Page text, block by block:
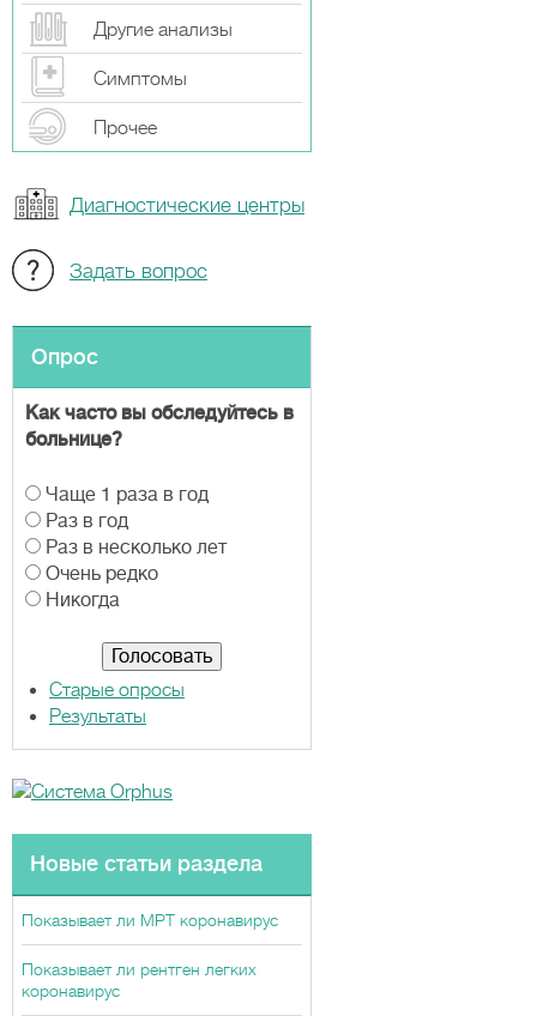
Другие анализы
Симптомы
Прочeе
Диагностические центры
Задать вопрос
Опрос
Как часто вы обследуйтесь в
больнице?
В
а
р
и
а
Чаще 1 раза в год
Раз в год
Раз в несколько лет
Очень редко
Никогда
Старые опросы
Результаты
Новые статьи раздела
Показывает ли МРТ коронавирус
Показывает ли рентген легких
коронавирус